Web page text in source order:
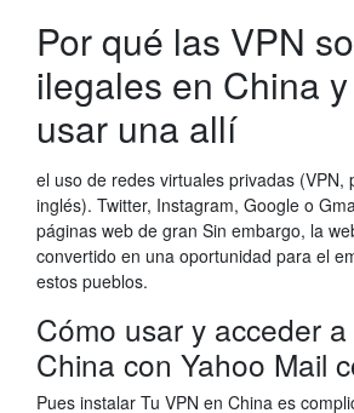
Por qué las VPN
ilegales en China
usar una allí
el uso de redes virtuales privadas (VPN,
inglés). Twitter, Instagram, Google o
páginas web de gran Sin embargo, la
convertido en una oportunidad para el
estos pueblos.
Cómo usar y acceder
China con Yahoo Mail
Pues instalar Tu VPN en China es